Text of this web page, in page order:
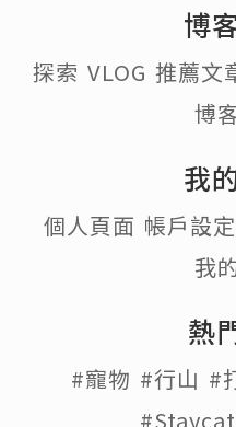
博
探索 VLOG 推薦文
博
我
個人頁面 帳戶設定
我
熱
#寵物 #行山 #